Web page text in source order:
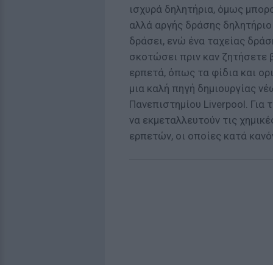
ισχυρά δηλητήρια, όμως
αλλά αργής δράσης
δράσει, ενώ ένα ταχείας
σκοτώσει πριν καν ζητήσετε
ερπετά, όπως τα φίδια και
μια καλή πηγή δημιουργίας
Πανεπιστημίου Liverpool. Για
να εκμεταλλευτούν τις
ερπετών, οι οποίες κατά